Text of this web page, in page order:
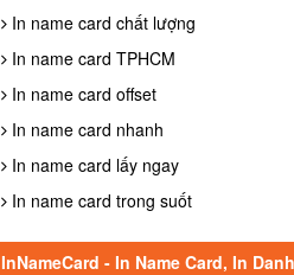
In name card chất lượng
In name card TPHCM
In name card offset
In name card nhanh
In name card lấy ngay
In name card trong suốt
InNameCard - In Name Card, In